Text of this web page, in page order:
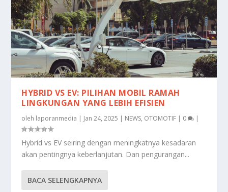
HYBRID VS EV: PILIHAN MOBIL RAMAH
LINGKUNGAN YANG LEBIH EFISIEN
oleh laporanmedia | Jan 24, 2025 | NEWS, OTOMOTIF | 0 |
Hybrid vs EV seiring dengan meningkatnya kesadaran
akan pentingnya keberlanjutan. Dan pengurangan...
BACA SELENGKAPNYA